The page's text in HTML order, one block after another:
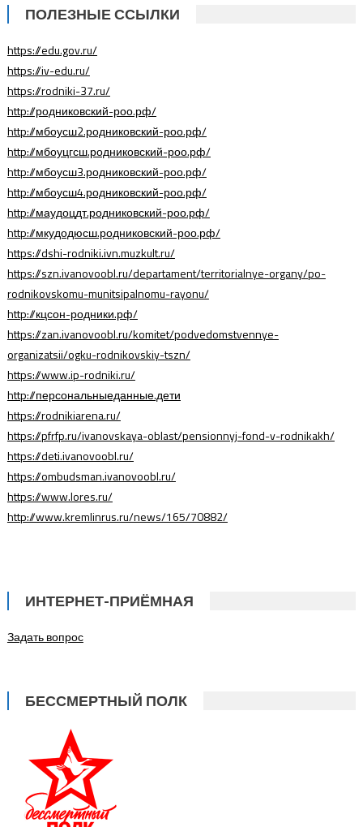
ПОЛЕЗНЫЕ ССЫЛКИ
https://edu.gov.ru/
https://iv-edu.ru/
https://rodniki-37.ru/
http://родниковский-роо.рф/
http://мбоусш2.родниковский-роо.рф/
http://мбоуцгсш.родниковский-роо.рф/
http://мбоусш3.родниковский-роо.рф/
http://мбоусш4.родниковский-роо.рф/
http://маудоцдт.родниковский-роо.рф/
http://мкудодюсш.родниковский-роо.рф/
https://dshi-rodniki.ivn.muzkult.ru/
https://szn.ivanovoobl.ru/departament/territorialnye-organy/po-
rodnikovskomu-munitsipalnomu-rayonu/
http://кцсон-родники.рф/
https://zan.ivanovoobl.ru/komitet/podvedomstvennye-
organizatsii/ogku-rodnikovskiy-tszn/
https://www.ip-rodniki.ru/
http://персональныеданные.дети
https://rodnikiarena.ru/
https://pfrfp.ru/ivanovskaya-oblast/pensionnyj-fond-v-rodnikakh/
https://deti.ivanovoobl.ru/
https://ombudsman.ivanovoobl.ru/
https://www.lores.ru/
http://www.kremlinrus.ru/news/165/70882/
ИНТЕРНЕТ-ПРИЁМНАЯ
Задать вопрос
БЕССМЕРТНЫЙ ПОЛК